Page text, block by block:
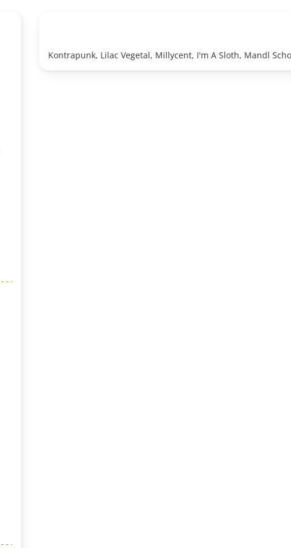
Kontrapunk, Lilac Vegetal, Millycent, I'm A Sloth, Mandl